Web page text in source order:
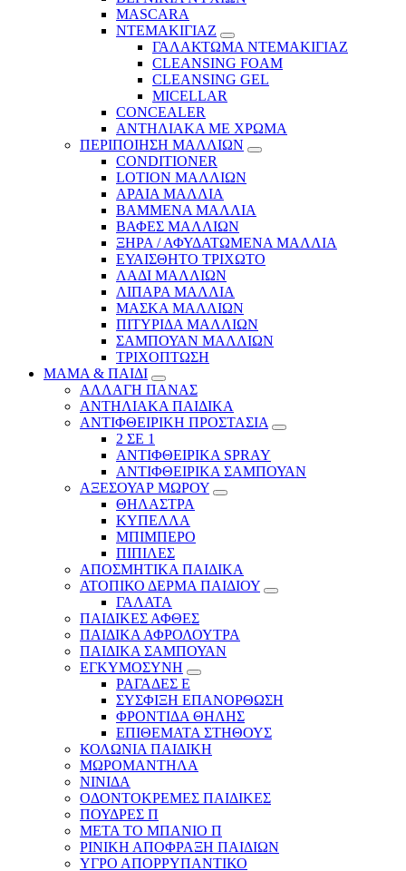
MASCARA
ΝΤΕΜΑΚΙΓΙΑΖ
ΓΑΛΑΚΤΩΜΑ ΝΤΕΜΑΚΙΓΙΑΖ
CLEANSING FOAM
CLEANSING GEL
MICELLAR
CONCEALER
ΑΝΤΗΛΙΑΚΑ ΜΕ ΧΡΩΜΑ
ΠΕΡΙΠΟΙΗΣΗ ΜΑΛΛΙΩΝ
CONDITIONER
LOTION ΜΑΛΛΙΩΝ
ΑΡΑΙΑ ΜΑΛΛΙΑ
ΒΑΜΜΕΝΑ ΜΑΛΛΙΑ
ΒΑΦΕΣ ΜΑΛΛΙΩΝ
ΞΗΡΑ / ΑΦΥΔΑΤΩΜΕΝΑ ΜΑΛΛΙΑ
ΕΥΑΙΣΘΗΤΟ ΤΡΙΧΩΤΟ
ΛΑΔΙ ΜΑΛΛΙΩΝ
ΛΙΠΑΡΑ ΜΑΛΛΙΑ
ΜΑΣΚΑ ΜΑΛΛΙΩΝ
ΠΙΤΥΡΙΔΑ ΜΑΛΛΙΩΝ
ΣΑΜΠΟΥΑΝ ΜΑΛΛΙΩΝ
ΤΡΙΧΟΠΤΩΣΗ
ΜΑΜΑ & ΠΑΙΔΙ
ΑΛΛΑΓΗ ΠΑΝΑΣ
ΑΝΤΗΛΙΑΚΑ ΠΑΙΔΙΚΑ
ΑΝΤΙΦΘΕΙΡΙΚΗ ΠΡΟΣΤΑΣΙΑ
2 ΣΕ 1
ΑΝΤΙΦΘΕΙΡΙΚΑ SPRAY
ΑΝΤΙΦΘΕΙΡΙΚΑ ΣΑΜΠΟΥΑΝ
ΑΞΕΣΟΥΑΡ ΜΩΡΟΥ
ΘΗΛΑΣΤΡΑ
ΚΥΠΕΛΛΑ
ΜΠΙΜΠΕΡΟ
ΠΙΠΙΛΕΣ
ΑΠΟΣΜΗΤΙΚΑ ΠΑΙΔΙΚΑ
ΑΤΟΠΙΚΟ ΔΕΡΜΑ ΠΑΙΔΙΟΥ
ΓΑΛΑΤΑ
ΠΑΙΔΙΚΕΣ ΑΦΘΕΣ
ΠΑΙΔΙΚΑ ΑΦΡΟΛΟΥΤΡΑ
ΠΑΙΔΙΚΑ ΣΑΜΠΟΥΑΝ
ΕΓΚΥΜΟΣΥΝΗ
ΡΑΓΑΔΕΣ Ε
ΣΥΣΦΙΞΗ ΕΠΑΝΟΡΘΩΣΗ
ΦΡΟΝΤΙΔΑ ΘΗΛΗΣ
ΕΠΙΘΕΜΑΤΑ ΣΤΗΘΟΥΣ
ΚΟΛΩΝΙΑ ΠΑΙΔΙΚΗ
ΜΩΡΟΜΑΝΤΗΛΑ
ΝΙΝΙΔΑ
ΟΔΟΝΤΟΚΡΕΜΕΣ ΠΑΙΔΙΚΕΣ
ΠΟΥΔΡΕΣ Π
ΜΕΤΑ ΤΟ ΜΠΑΝΙΟ Π
ΡΙΝΙΚΗ ΑΠΟΦΡΑΞΗ ΠΑΙΔΙΩΝ
ΥΓΡΟ ΑΠΟΡΡΥΠΑΝΤΙΚΟ